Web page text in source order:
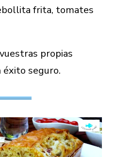
frita, tomates
propias
éxito seguro.